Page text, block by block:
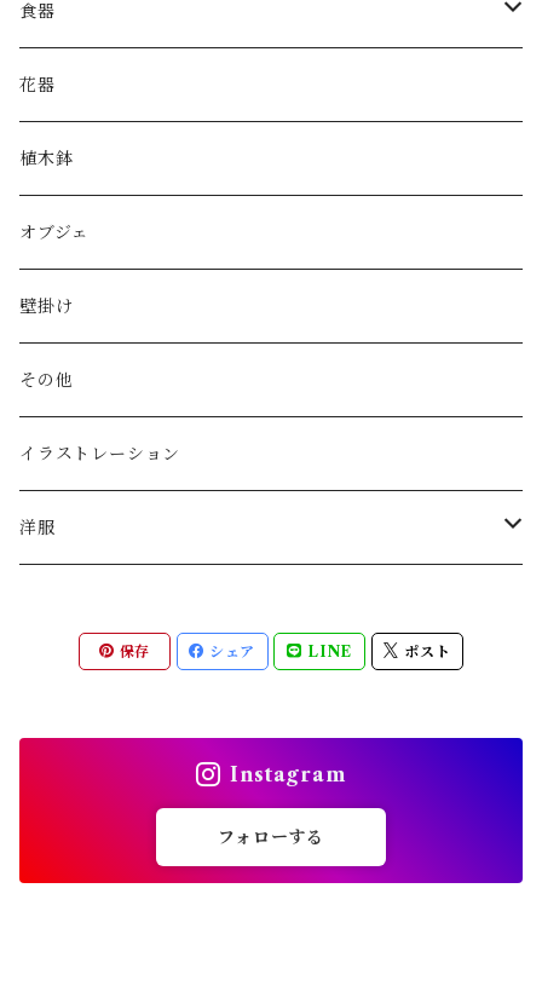
食器
皿
鉢
片口
湯呑み・カップ
酒器
その他
ゴブレット
花器
植木鉢
オブジェ
壁掛け
その他
イラストレーション
洋服
トップス
パンツ
アウター・ジャケット
トップス
スカート
ASEEDONCLOUD
パンツ
保存 シェア LINE ポスト
Instagram
フォローする